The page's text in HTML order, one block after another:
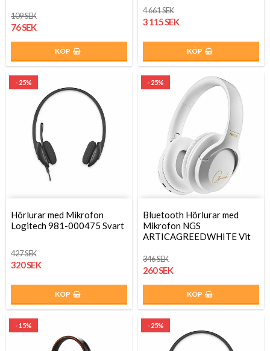
109 SEK
76 SEK
KÖP
4 661 SEK
3 115 SEK
KÖP
- 25%
Hörlurar med Mikrofon
Logitech 981-000475 Svart
427 SEK
320 SEK
KÖP
- 25%
Bluetooth Hörlurar med
Mikrofon NGS
ARTICAGREEDWHITE Vit
346 SEK
260 SEK
KÖP
- 15% - 25%